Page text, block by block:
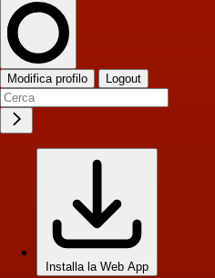
Modifica profilo Logout
Installa la Web App